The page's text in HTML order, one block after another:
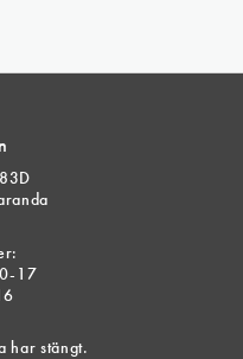
17
har stängt.